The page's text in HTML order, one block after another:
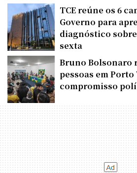
TCE reúne os 6
Governo para
diagnóstico
sexta
Bruno Bolsonaro
pessoas em
compromisso